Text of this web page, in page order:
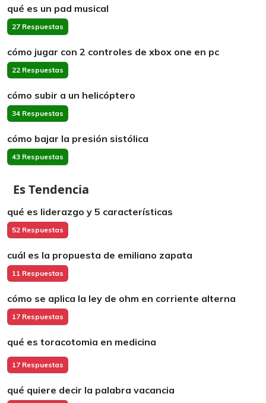
qué es un pad musical
27 Respuestas
cómo jugar con 2 controles de xbox one en pc
22 Respuestas
cómo subir a un helicóptero
34 Respuestas
cómo bajar la presión sistólica
43 Respuestas
Es Tendencia
qué es liderazgo y 5 características
52 Respuestas
cuál es la propuesta de emiliano zapata
11 Respuestas
cómo se aplica la ley de ohm en corriente alterna
17 Respuestas
qué es toracotomia en medicina
17 Respuestas
qué quiere decir la palabra vacancia